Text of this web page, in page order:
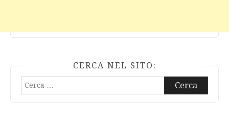
CERCA NEL SITO:
Ricerca